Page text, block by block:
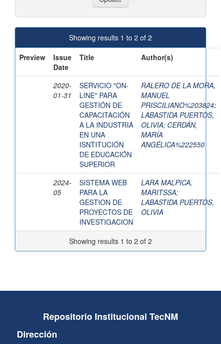
Showing results 1 to 2 of 2
Preview
Issue
Date
Title Author(s)
2020-
01-31
SERVICIO "ON-
LINE" PARA
GESTIÓN DE
CAPACITACIÓN
A LA INDUSTRIA
EN UNA
ISNTITUCIÓN
DE EDUCACIÓN
SUPERIOR
RALERO DE LA MORA,
MANUEL
PRISCILIANO%203824;
LABASTIDA PUERTOS,
OLIVIA; CERDÁN,
MARÍA
ANGÉLICA%222550
2024-
05
SISTEMA WEB
PARA LA
GESTION DE
PROYECTOS DE
INVESTIGACION
LARA MALPICA,
MARITSSA;
LABASTIDA PUERTOS,
OLIVIA
Showing results 1 to 2 of 2
Repositorio Institucional TecNM
Dirección